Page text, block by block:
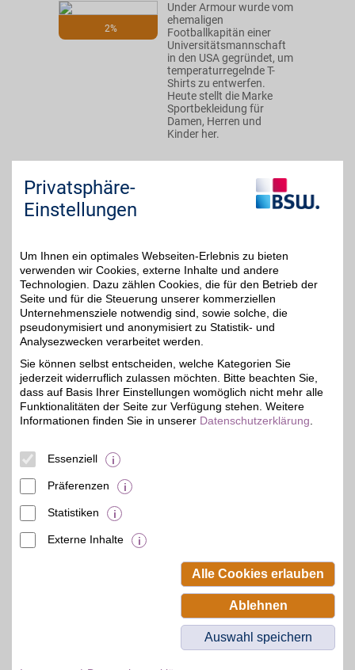
2%
Under Armour wurde vom
ehemaligen
Footballkapitän einer
Universitätsmannschaft
in den USA gegründet, um
temperaturregelnde T-
Shirts zu entwerfen.
Heute stellt die Marke
Sportbekleidung für
Damen, Herren und
Kinder her.
bis zu 20€
Streamingdienst über
8.000
Sportübertragungen pro
Jahr erleben: von zu
Hause, unterwegs,
zeitversetzt oder im
Rückblick. Jetzt das
umfangreiche
Sportangebot genießen
und BSW-Vorteil sichern.
Zum Partnerprofil
4%
DAZN Gutschein
Beamten-Selbsthilfewerk GmbH.
Privatsphäre-
Einstellungen
Um Ihnen ein optimales Webseiten-Erlebnis zu bieten
verwenden wir Cookies, externe Inhalte und andere
Technologien. Dazu zählen Cookies, die für den Betrieb der
Seite und für die Steuerung unserer kommerziellen
Unternehmensziele notwendig sind, sowie solche, die
pseudonymisiert und anonymisiert zu Statistik- und
Analysezwecken verarbeitet werden.
Sie können selbst entscheiden, welche Kategorien Sie
jederzeit widerruflich zulassen möchten. Bitte beachten Sie,
dass auf Basis Ihrer Einstellungen womöglich nicht mehr alle
Funktionalitäten der Seite zur Verfügung stehen. Weitere
Informationen finden Sie in unserer Datenschutzerklärung
Essenziell
Präferenzen
Statistiken
Externe Inhalte
Alle Cookies erlauben
Ablehnen
Auswahl speichern